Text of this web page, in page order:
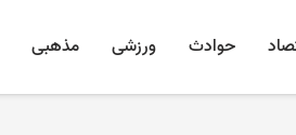
حوادث ورزشی مذهبی